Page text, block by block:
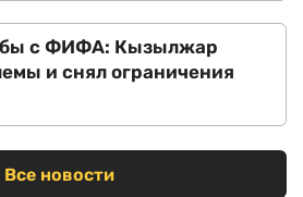
с ФИФА: Кызылжар
и снял ограничения
Все новости